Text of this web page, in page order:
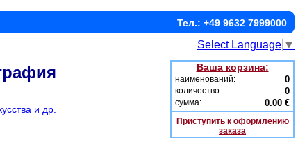
Тел.: +49 9632 7999000
Select Language ▼
и др.
Ваша корзина:
наименований: 0
количество: 0
сумма: 0.00 €
Приступить к оформлению
заказа